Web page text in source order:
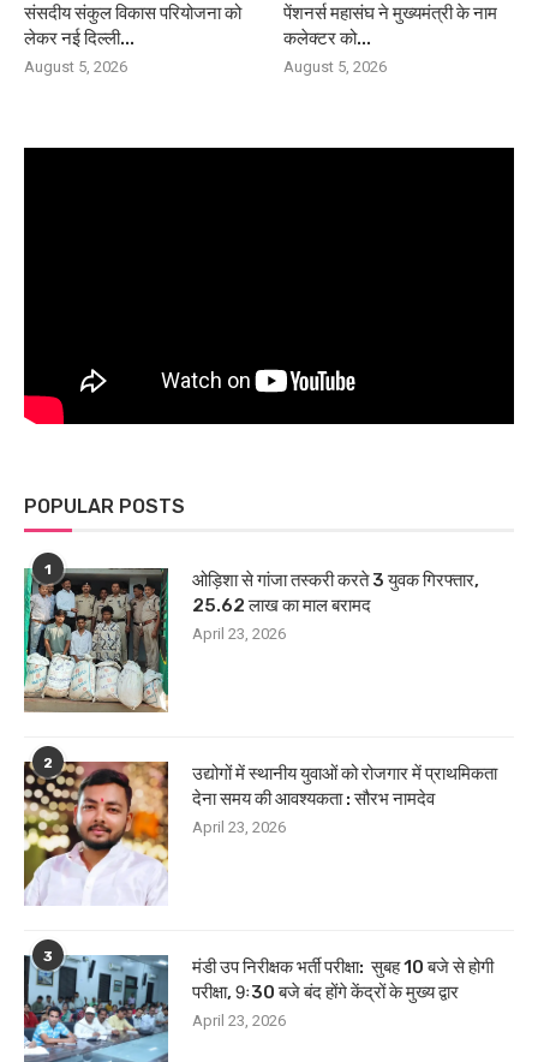
संसदीय संकुल विकास परियोजना को
लेकर नई दिल्ली...
August 5, 2026
पेंशनर्स महासंघ ने मुख्यमंत्री के नाम
कलेक्टर को...
August 5, 2026
POPULAR POSTS
1
ओड़िशा से गांजा तस्करी करते 3 युवक गिरफ्तार,
25.62 लाख का माल बरामद
April 23, 2026
2
उद्योगों में स्थानीय युवाओं को रोजगार में प्राथमिकता
देना समय की आवश्यकता : सौरभ नामदेव
April 23, 2026
3
मंडी उप निरीक्षक भर्ती परीक्षा: सुबह 10 बजे से होगी
परीक्षा, 9ः30 बजे बंद होंगे केंद्रों के मुख्य द्वार
April 23, 2026